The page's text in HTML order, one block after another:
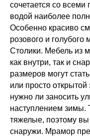
сочетается со
водой наиболее
Особенно красиво
розового и голубого
Столики. Мебель из
как внутри, так и
размеров могут
или просто
нужно ли заносить
наступлением зимы.
тяжелые, поэтому вы
снаружи. Мрамор